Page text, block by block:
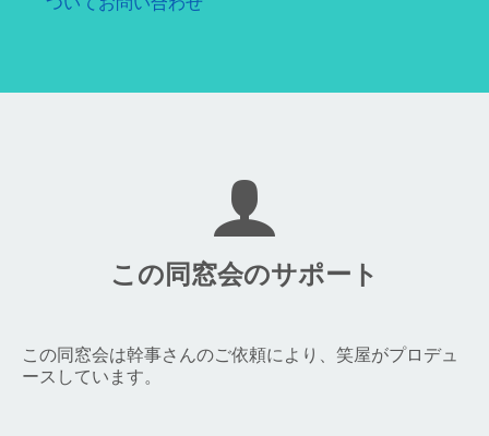
この同窓会のサポート
この同窓会は幹事さんのご依頼により、笑屋がプロデュ
ースしています。